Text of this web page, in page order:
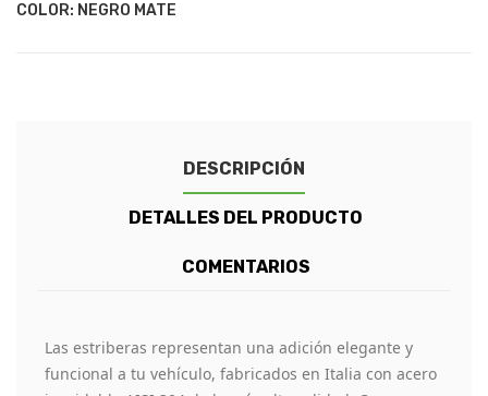
COLOR: NEGRO MATE
DESCRIPCIÓN
DETALLES DEL PRODUCTO
COMENTARIOS
Las estriberas representan una adición elegante y
funcional a tu vehículo, fabricados en Italia con acero